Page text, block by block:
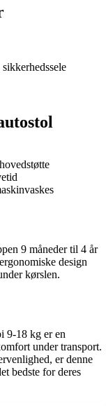
9 måneder til 4 år
design
kørslen.
9-18 kg er en
under transport.
er denne
bedste for deres